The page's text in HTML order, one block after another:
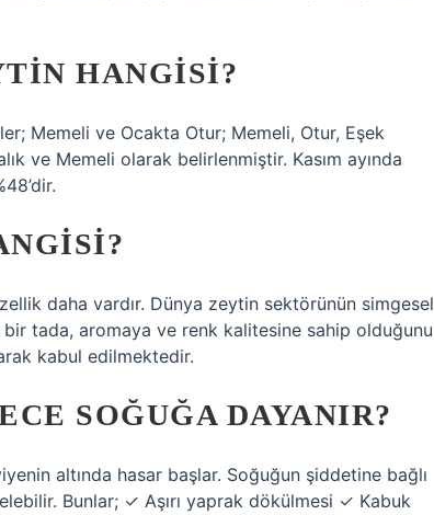
HANGISI?
Memeli ve Ocakta Otur; Memeli, Otur, Eşek
ve Memeli olarak belirlenmiştir. Kasım ayında
daha vardır. Dünya zeytin sektörünün simgesel
tada, aromaya ve renk kalitesine sahip olduğunu
kabul edilmektedir.
SOĞUĞA DAYANIR?
altında hasar başlar. Soğuğun şiddetine bağlı
Bunlar; ✓ Aşırı yaprak dökülmesi ✓ Kabuk